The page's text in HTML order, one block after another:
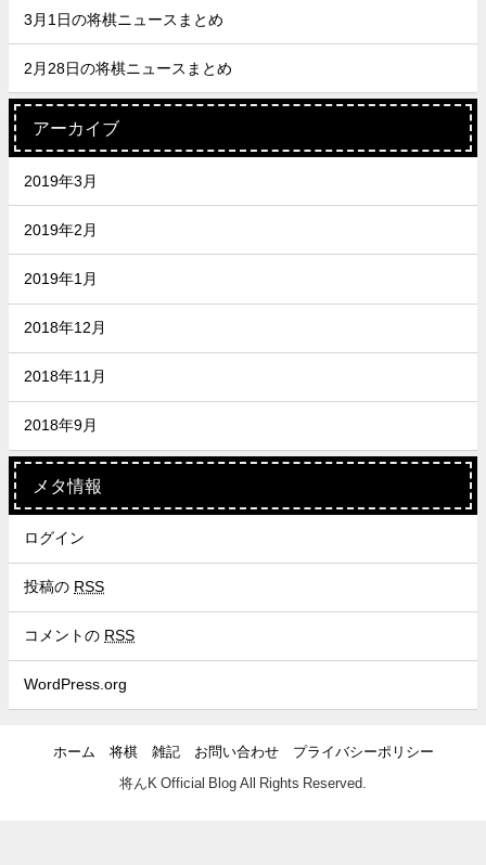
3月1日の将棋ニュースまとめ
2月28日の将棋ニュースまとめ
アーカイブ
2019年3月
2019年2月
2019年1月
2018年12月
2018年11月
2018年9月
メタ情報
ログイン
投稿の RSS
コメントの RSS
WordPress.org
ホーム 将棋 雑記 お問い合わせ プライバシーポリシー
将んK Official Blog All Rights Reserved.